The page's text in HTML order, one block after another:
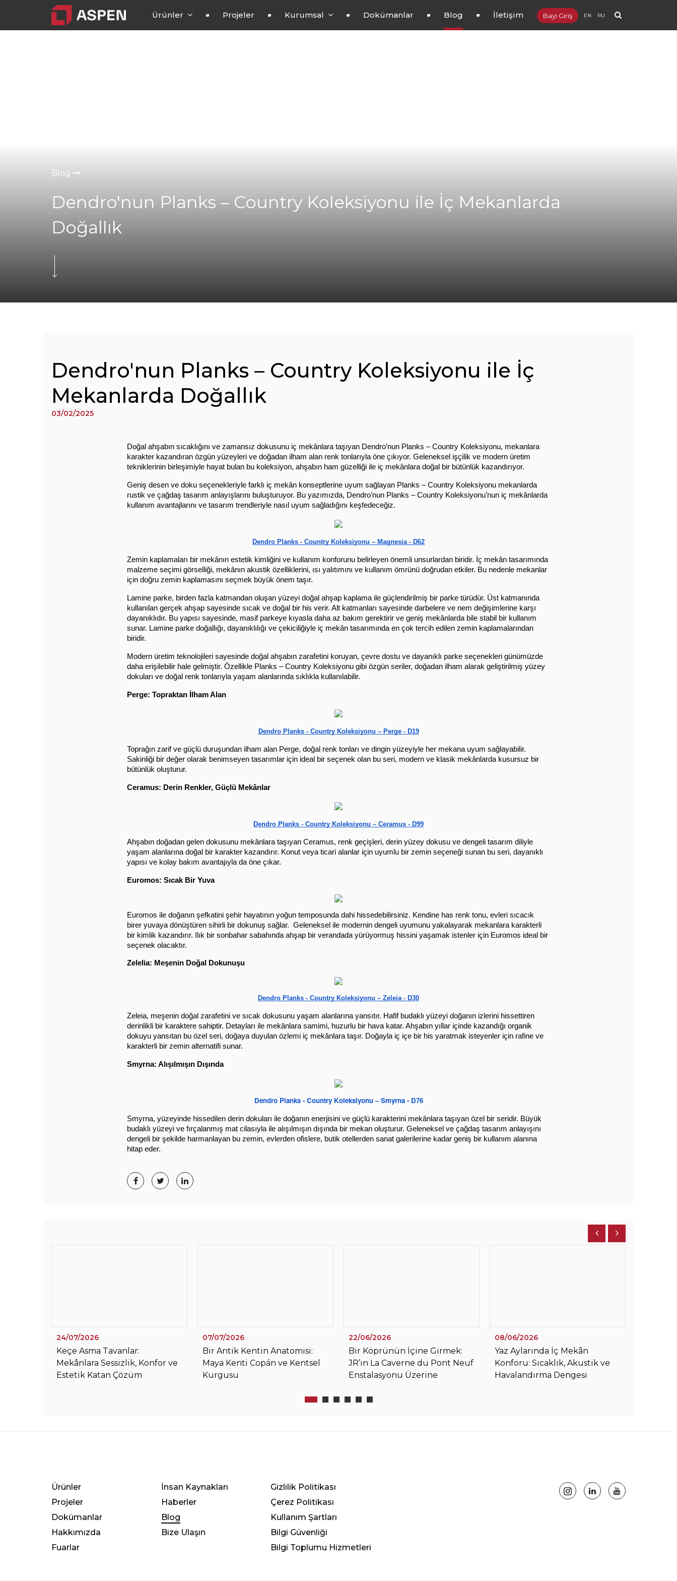
EN RU
Bayi Giriş
Ürünler Projeler Kurumsal Dokümanlar Blog İletişim
Blog
Dendro'nun Planks – Country Koleksiyonu ile İç Mekanlarda
Doğallık
Dendro'nun Planks – Country Koleksiyonu ile İç
Mekanlarda Doğallık
03/02/2025
Doğal ahşabın sıcaklığını ve zamansız dokusunu iç mekânlara taşıyan Dendro’nun Planks – Country Koleksiyonu, mekanlara
karakter kazandıran özgün yüzeyleri ve doğadan ilham alan renk tonlarıyla öne çıkıyor. Geleneksel işçilik ve modern üretim
tekniklerinin birleşimiyle hayat bulan bu koleksiyon, ahşabın ham güzelliği ile iç mekânlara doğal bir bütünlük kazandırıyor.
Geniş desen ve doku seçenekleriyle farklı iç mekân konseptlerine uyum sağlayan Planks – Country Koleksiyonu mekanlarda
rustik ve çağdaş tasarım anlayışlarını buluşturuyor. Bu yazımızda, Dendro’nun Planks – Country Koleksiyonu’nun iç mekânlarda
kullanım avantajlarını ve tasarım trendleriyle nasıl uyum sağladığını keşfedeceğiz.
Dendro Planks - Country Koleksiyonu – Magnesia - D62
Zemin kaplamaları bir mekânın estetik kimliğini ve kullanım konforunu belirleyen önemli unsurlardan biridir. İç mekân tasarımında
malzeme seçimi görselliği, mekânın akustik özelliklerini, ısı yalıtımını ve kullanım ömrünü doğrudan etkiler. Bu nedenle mekanlar
için doğru zemin kaplamasını seçmek büyük önem taşır.
Lamine parke, birden fazla katmandan oluşan yüzeyi doğal ahşap kaplama ile güçlendirilmiş bir parke türüdür. Üst katmanında
kullanılan gerçek ahşap sayesinde sıcak ve doğal bir his verir. Alt katmanları sayesinde darbelere ve nem değişimlerine karşı
dayanıklıdır. Bu yapısı sayesinde, masif parkeye kıyasla daha az bakım gerektirir ve geniş mekânlarda bile stabil bir kullanım
sunar. Lamine parke doğallığı, dayanıklılığı ve çekiciliğiyle iç mekân tasarımında en çok tercih edilen zemin kaplamalarından
biridir.
Modern üretim teknolojileri sayesinde doğal ahşabın zarafetini koruyan, çevre dostu ve dayanıklı parke seçenekleri günümüzde
daha erişilebilir hale gelmiştir. Özellikle Planks – Country Koleksiyonu gibi özgün seriler, doğadan ilham alarak geliştirilmiş yüzey
dokuları ve doğal renk tonlarıyla yaşam alanlarında sıklıkla kullanılabilir.
Perge: Topraktan İlham Alan
Dendro Planks - Country Koleksiyonu – Perge - D19
Toprağın zarif ve güçlü duruşundan ilham alan Perge, doğal renk tonları ve dingin yüzeyiyle her mekana uyum sağlayabilir.
Sakinliği bir değer olarak benimseyen tasarımlar için ideal bir seçenek olan bu seri, modern ve klasik mekânlarda kusursuz bir
bütünlük oluşturur.
Ceramus: Derin Renkler, Güçlü Mekânlar
Dendro Planks - Country Koleksiyonu – Ceramus - D99
Ahşabın doğadan gelen dokusunu mekânlara taşıyan Ceramus, renk geçişleri, derin yüzey dokusu ve dengeli tasarım diliyle
yaşam alanlarına doğal bir karakter kazandırır. Konut veya ticari alanlar için uyumlu bir zemin seçeneği sunan bu seri, dayanıklı
yapısı ve kolay bakım avantajıyla da öne çıkar.
Euromos: Sıcak Bir Yuva
Euromos ile doğanın şefkatini şehir hayatının yoğun temposunda dahi hissedebilirsiniz. Kendine has renk tonu, evleri sıcacık
birer yuvaya dönüştüren sihirli bir dokunuş sağlar.  Geleneksel ile modernin dengeli uyumunu yakalayarak mekanlara karakterli
bir kimlik kazandırır. Ilık bir sonbahar sabahında ahşap bir verandada yürüyormuş hissini yaşamak istenler için Euromos ideal bir
seçenek olacaktır.
Zelelia: Meşenin Doğal Dokunuşu
Dendro Planks - Country Koleksiyonu – Zeleia - D30
Zeleia, meşenin doğal zarafetini ve sıcak dokusunu yaşam alanlarına yansıtır. Hafif budaklı yüzeyi doğanın izlerini hissettiren
derinlikli bir karaktere sahiptir. Detayları ile mekânlara samimi, huzurlu bir hava katar. Ahşabın yıllar içinde kazandığı organik
dokuyu yansıtan bu özel seri, doğaya duyulan özlemi iç mekânlara taşır. Doğayla iç içe bir his yaratmak isteyenler için rafine ve
karakterli bir zemin alternatifi sunar.
Smyrna: Alışılmışın Dışında
Dendro Planks - Country Koleksiyonu – Smyrna - D76
Smyrna, yüzeyinde hissedilen derin dokuları ile doğanın enerjisini ve güçlü karakterini mekânlara taşıyan özel bir seridir. Büyük
budaklı yüzeyi ve fırçalanmış mat cilasıyla ile alışılmışın dışında bir mekan oluşturur. Geleneksel ve çağdaş tasarım anlayışını
dengeli bir şekilde harmanlayan bu zemin, evlerden ofislere, butik otellerden sanat galerilerine kadar geniş bir kullanım alanına
hitap eder.
24/07/2026
Keçe Asma Tavanlar:
Mekânlara Sessizlik, Konfor ve
Estetik Katan Çözüm
07/07/2026
Bir Antik Kentin Anatomisi:
Maya Kenti Copán ve Kentsel
Kurgusu
22/06/2026
Bir Köprünün İçine Girmek:
JR’ın La Caverne du Pont Neuf
Enstalasyonu Üzerine
08/06/2026
Yaz Aylarında İç Mekân
Konforu: Sıcaklık, Akustik ve
Havalandırma Dengesi
Ürünler
Projeler
Dokümanlar
Hakkımızda
Fuarlar
İnsan Kaynakları
Haberler
Blog
Bize Ulaşın
Gizlilik Politikası
Çerez Politikası
Kullanım Şartları
Bilgi Güvenliği
Bilgi Toplumu Hizmetleri